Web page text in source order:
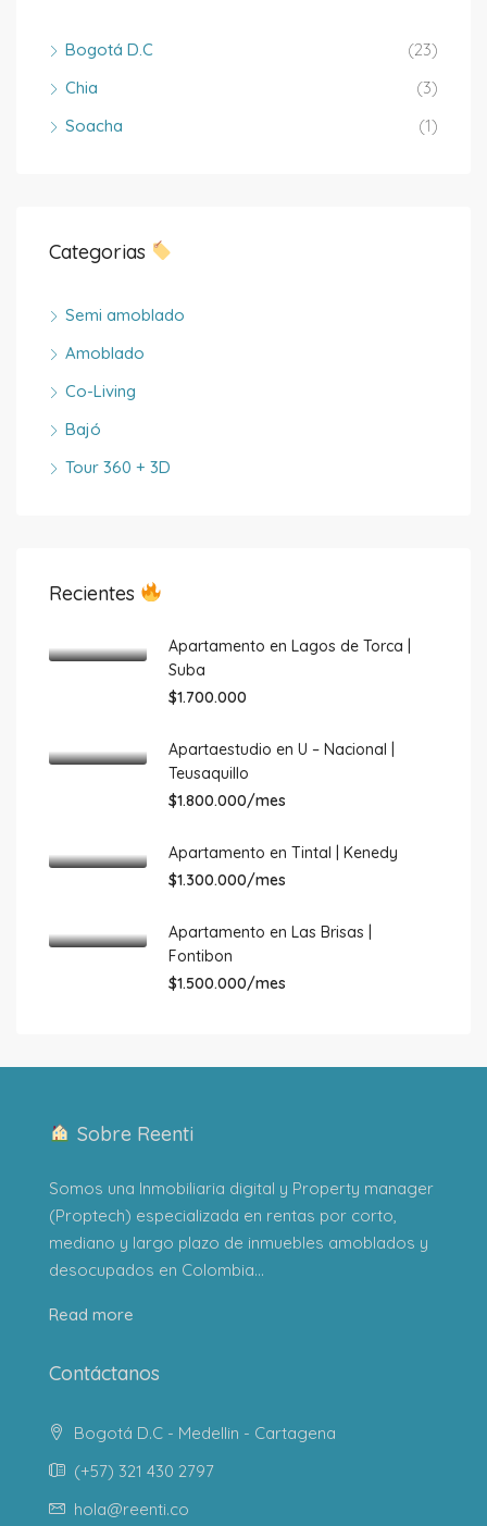
Bogotá D.C
(23)
Chia
(3)
Soacha
(1)
Categorias
Semi amoblado
Amoblado
Co-Living
Bajó
Tour 360 + 3D
Recientes
Apartamento en Lagos de Torca |
Suba
$1.700.000
Apartaestudio en U – Nacional |
Teusaquillo
$1.800.000/mes
Apartamento en Tintal | Kenedy
$1.300.000/mes
Apartamento en Las Brisas |
Fontibon
$1.500.000/mes
Sobre Reenti
Somos una Inmobiliaria digital y Property manager
(Proptech) especializada en rentas por corto,
mediano y largo plazo de inmuebles amoblados y
desocupados en Colombia...
Read more
Contáctanos
Bogotá D.C - Medellin - Cartagena
(+57) 321 430 2797
hola@reenti.co